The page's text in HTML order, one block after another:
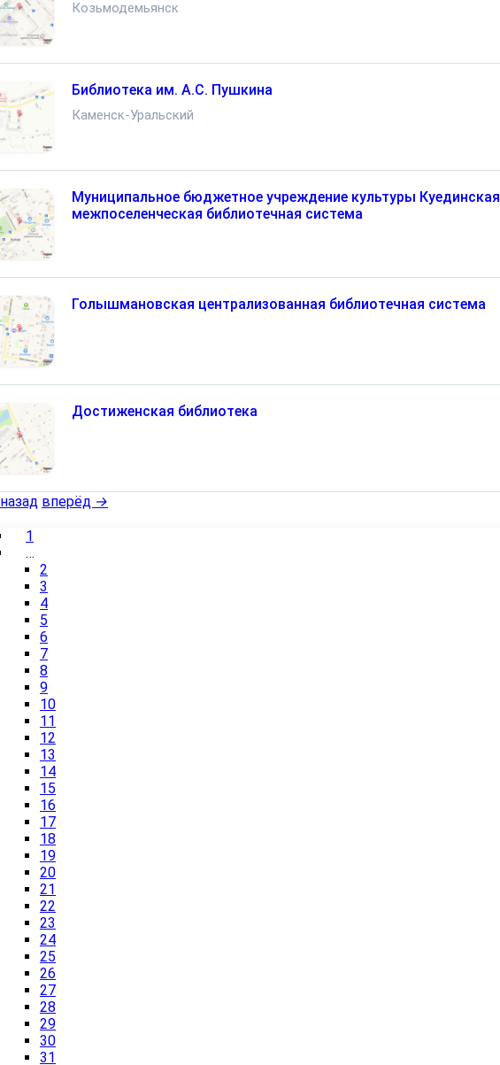
Козьмодемьянск
Библиотека им. А.С. Пушкина
Каменск-Уральский
Муниципальное бюджетное учреждение культуры Куединская
межпоселенческая библиотечная система
Голышмановская централизованная библиотечная система
Достиженская библиотека
назад вперёд →
1
…
2
3
4
5
6
7
8
9
10
11
12
13
14
15
16
17
18
19
20
21
22
23
24
25
26
27
28
29
30
31